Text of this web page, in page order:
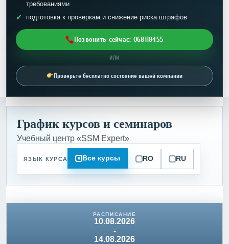
требованиями
подготовка к проверкам и снижение риска штрафов
Позвонить сейчас: 068118455
ИЛИ
Проверьте бесплатно состояние вашей компании
График курсов и семинаров
Учебный центр «SSM Expert»
ЯЗЫК КУРСА Все курсы RO RU
10.08.2026
-
14.08.2026